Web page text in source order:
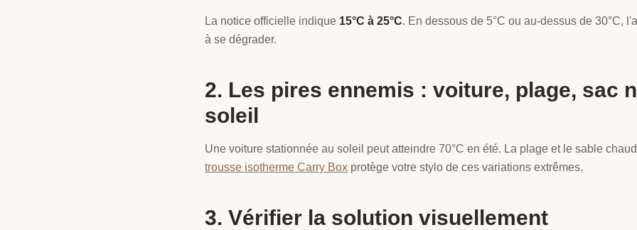
La notice officielle indique 15°C à 25°C. En dessous de 5°C ou au-dessus de 30°C,
à se dégrader.
2. Les pires ennemis : voiture, plage, sac
soleil
Une voiture stationnée au soleil peut atteindre 70°C en été. La plage et le sable
trousse isotherme Carry Box protège votre stylo de ces variations extrêmes.
3. Vérifier la solution visuellement